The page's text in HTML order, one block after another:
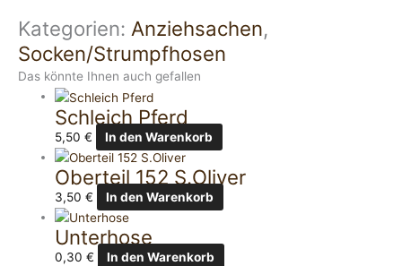
Kategorien: Anziehsachen,
Socken/Strumpfhosen
Das könnte Ihnen auch gefallen
Schleich Pferd
5,50€ In den Warenkorb
Oberteil 152 S.Oliver
3,50€ In den Warenkorb
Unterhose
0,30€ In den Warenkorb